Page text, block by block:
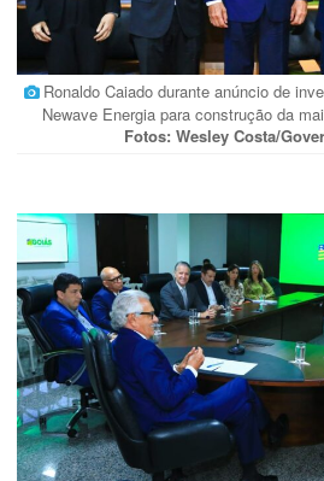
Ronaldo Caiado durante anúncio de
Newave Energia para construção da
Fotos: Wesley Costa/